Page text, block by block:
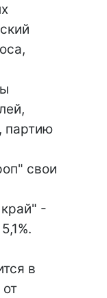
партию
свои
-
в